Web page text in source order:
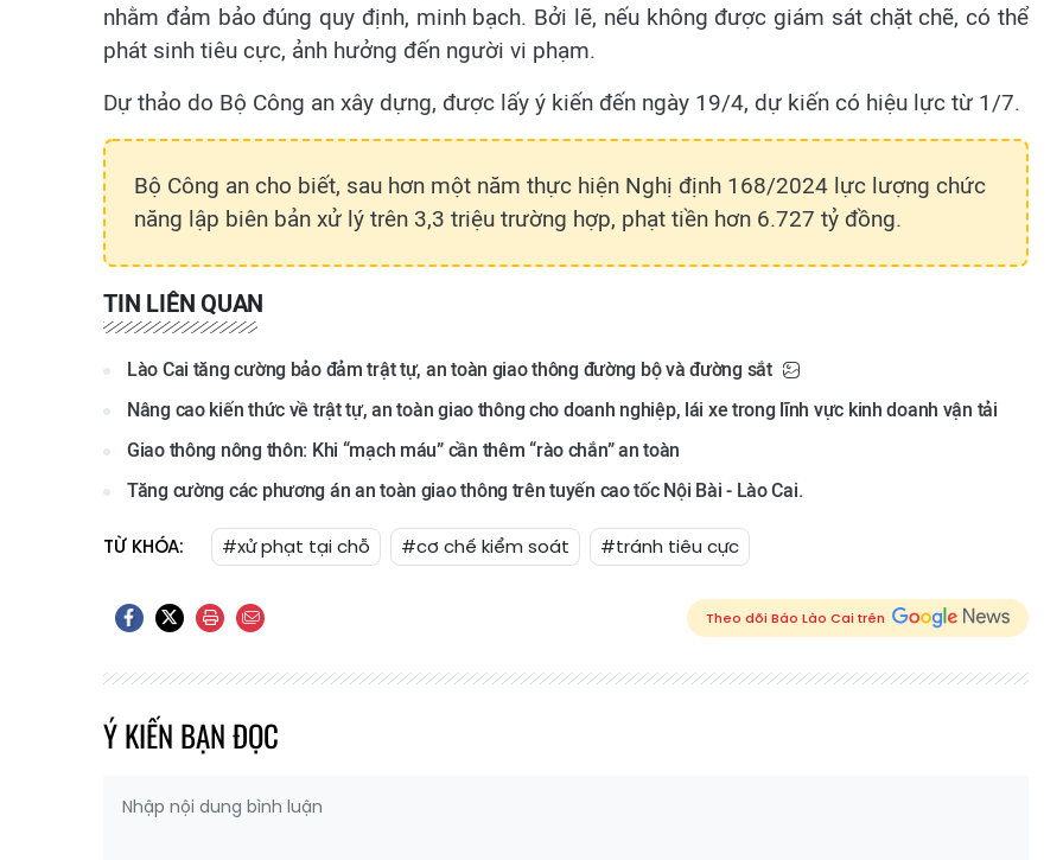
nhằm đảm bảo đúng quy định, minh bạch. Bởi lẽ, nếu không được giám sát chặt chẽ, có thể
phát sinh tiêu cực, ảnh hưởng đến người vi phạm.
Dự thảo do Bộ Công an xây dựng, được lấy ý kiến đến ngày 19/4, dự kiến có hiệu lực từ 1/7.
Bộ Công an cho biết, sau hơn một năm thực hiện Nghị định 168/2024 lực lượng chức
năng lập biên bản xử lý trên 3,3 triệu trường hợp, phạt tiền hơn 6.727 tỷ đồng.
TIN LIÊN QUAN
Lào Cai tăng cường bảo đảm trật tự, an toàn giao thông đường bộ và đường sắt
Nâng cao kiến thức về trật tự, an toàn giao thông cho doanh nghiệp, lái xe trong lĩnh vực kinh doanh vận tải
Giao thông nông thôn: Khi “mạch máu” cần thêm “rào chắn” an toàn
Tăng cường các phương án an toàn giao thông trên tuyến cao tốc Nội Bài - Lào Cai.
TỪ KHÓA: #xử phạt tại chỗ #cơ chế kiểm soát #tránh tiêu cực
Theo dõi Báo Lào Cai trên
Ý KIẾN BẠN ĐỌC